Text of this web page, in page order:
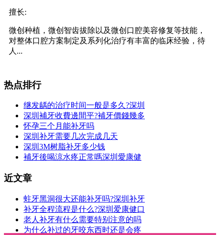
擅长:
微创种植，微创智齿拔除以及微创口腔美容修复等技能，
对整体口腔方案制定及系列化治疗有丰富的临床经验，待
人...
热点排行
继发龋的治疗时间一般是多久?深圳
深圳補牙收費邊間平?補牙價錢幾多
怀孕三个月能补牙吗
深圳补牙需要几次完成几天
深圳3M树脂补牙多少钱
補牙後喝涼水疼正常嗎深圳愛康健
近文章
蛀牙黑洞很大还能补牙吗?深圳补牙
补牙全程流程是什么?深圳爱康健口
老人补牙有什么需要特别注意的吗
为什么补过的牙咬东西时还是会疼